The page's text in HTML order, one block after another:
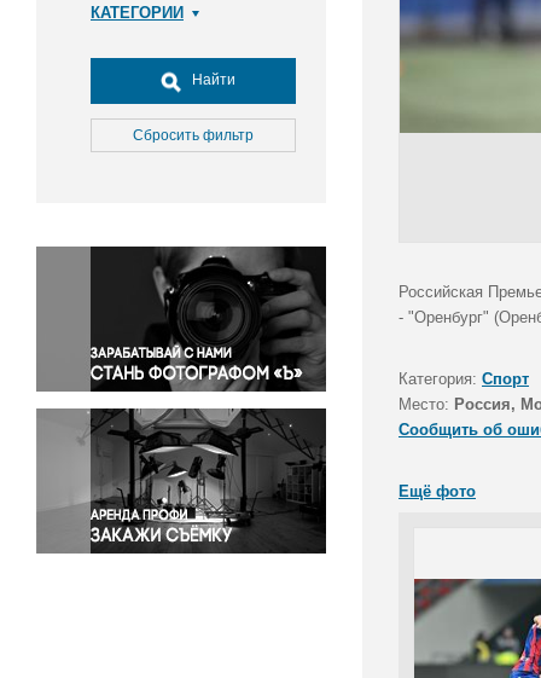
КАТЕГОРИИ
Досуг, туризм и отдых
Культура
Медицина
Окружающая среда
Политика
Правосудие
Происшествия и конфликты
Религия
Светская жизнь
Спорт
Экология
Экономика и бизнес
Найти
Сбросить фильтр
Российская
- "Оренбург"
Категория: Спорт
Место: Россия,
Сообщить об
Ещё фото